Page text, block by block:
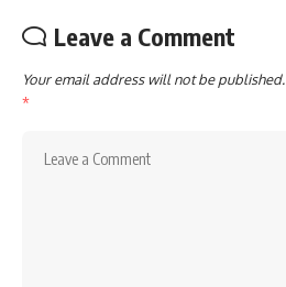
Leave a Comment
Your email address will not be published.
*